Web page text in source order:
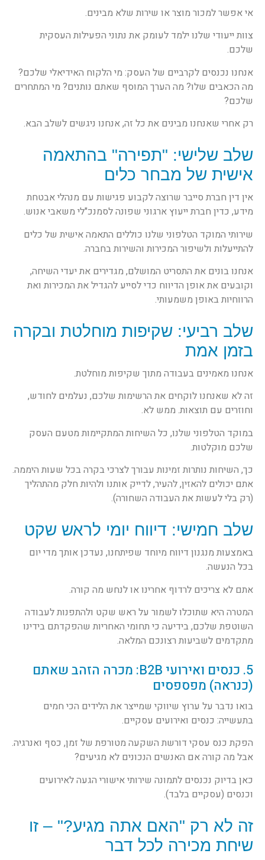
אי אפשר למכור מוצר או שירות שלא מבינים.
צוות ייעודי שלנו ילמד לעומק את נתוני הפעילות העסקית
שלכם.
אנחנו נכנסים לקרביים של העסק: מי הלקוח האידיאלי שלכם?
מה הכאבים שלו? מה הערך המוסף שאתם נותנים? מי המתחרים
שלכם?
רק אחרי שאנחנו מבינים את כל זה, אנחנו ניגשים לשלב הבא.
שלב שלישי: "תפירה" בהתאמה
אישית של מבחר כלים
אין דין חברת סייבר שרוצה לקבוע פגישות עם מנהלי אבטחת
מידע, כדין חברת ייעוץ ארגוני שפונה לסמנכ"לי משאבי אנוש.
שירותי המוקד הטלפוני שלנו כוללים התאמה אישית של כלים
להתייעלות ולשיפור המכירות והשירות בחברה.
אנחנו בונים את התסריט המושלם, מגדירים את יעדי השיחה,
וקובעים את אופן הדיווח כדי לסייע להגדיל את המכירות ואת
הרווחיות באופן משמעותי.
שלב רביעי: שקיפות מוחלטת ובקרה
בזמן אמת
אנחנו מאמינים בעבודה מתוך שקיפות מוחלטת.
זה לא שאנחנו לוקחים את הרשימות שלכם, נעלמים לחודש,
וחוזרים עם תוצאות. ממש לא.
במוקד הטלפוני שלנו, כל השיחות המתקיימות מטעם העסק
שלכם מוקלטות.
כך, השיחות נותרות זמינות עבורך לצרכי בקרה בכל שעות היממה.
אתם יכולים להאזין, להעיר, לדייק אותנו ולהיות חלק מהתהליך
(רק בלי לעשות את העבודה השחורה).
שלב חמישי: דיווח יומי לראש שקט
באמצעות מנגנון דיווח מיוחד שפיתחנו, נעדכן אותך מדי יום
בכל הנעשה.
אתם לא צריכים לרדוף אחרינו או לנחש מה קורה.
המטרה היא שתוכלו לשמור על ראש שקט ולהתפנות לעבודה
השוטפת שלכם, בידיעה כי תחומי האחריות שהפקדתם בידינו
מתקדמים לשביעות רצונכם המלאה.
5. כנסים ואירועי B2B: מכרה הזהב שאתם
(כנראה) מפספסים
בואו נדבר על ערוץ שיווקי שמייצר את הלידים הכי חמים
בתעשייה: כנסים ואירועים עסקיים.
הפקת כנס עסקי דורשת השקעה מטורפת של זמן, כסף ואנרגיה.
אבל מה קורה אם האנשים הנכונים לא מגיעים?
כאן בדיוק נכנסים לתמונה שירותי אישורי הגעה לאירועים
וכנסים (עסקיים בלבד).
זה לא רק "האם אתה מגיע?" – זו
שיחת מכירה לכל דבר